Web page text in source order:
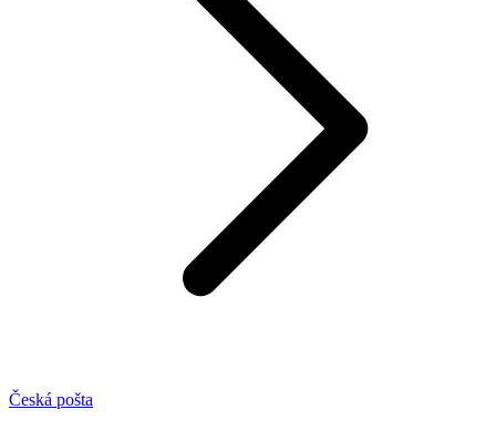
Česká pošta